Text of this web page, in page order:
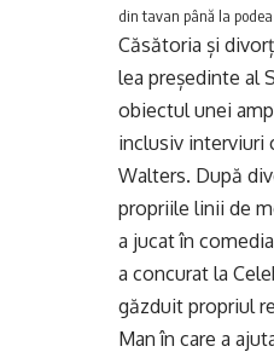
din tavan până la podea
Căsătoria și
lea președinte al
obiectul unei
inclusiv interviuri
Walters. După
propriile linii de
a jucat în
a concurat la
găzduit propriul
Man în care a